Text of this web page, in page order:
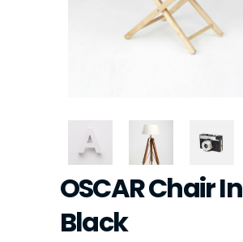
OSCAR Chair In
Black